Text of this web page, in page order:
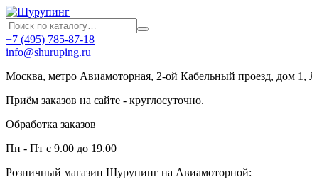
+7 (495) 785-87-18
info@shuruping.ru
Москва, метро Авиамоторная, 2-ой Кабельный проезд, дом
Приём заказов на сайте - круглосуточно.
Обработка заказов
Пн - Пт с 9.00 до 19.00
Розничный магазин Шурупинг на Авиамоторной: